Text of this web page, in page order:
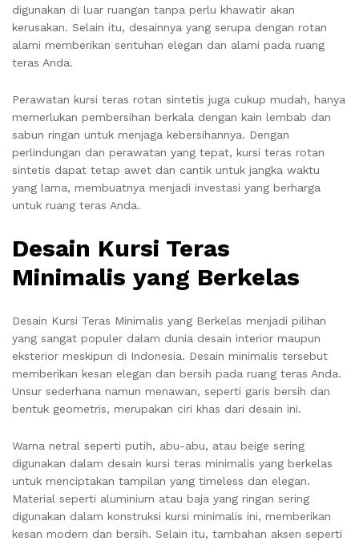
digunakan di luar ruangan tanpa perlu khawatir akan
kerusakan. Selain itu, desainnya yang serupa dengan rotan
alami memberikan sentuhan elegan dan alami pada ruang
teras Anda.
Perawatan kursi teras rotan sintetis juga cukup mudah, hanya
memerlukan pembersihan berkala dengan kain lembab dan
sabun ringan untuk menjaga kebersihannya. Dengan
perlindungan dan perawatan yang tepat, kursi teras rotan
sintetis dapat tetap awet dan cantik untuk jangka waktu
yang lama, membuatnya menjadi investasi yang berharga
untuk ruang teras Anda.
Desain Kursi Teras
Minimalis yang Berkelas
Desain Kursi Teras Minimalis yang Berkelas menjadi pilihan
yang sangat populer dalam dunia desain interior maupun
eksterior meskipun di Indonesia. Desain minimalis tersebut
memberikan kesan elegan dan bersih pada ruang teras Anda.
Unsur sederhana namun menawan, seperti garis bersih dan
bentuk geometris, merupakan ciri khas dari desain ini.
Warna netral seperti putih, abu-abu, atau beige sering
digunakan dalam desain kursi teras minimalis yang berkelas
untuk menciptakan tampilan yang timeless dan elegan.
Material seperti aluminium atau baja yang ringan sering
digunakan dalam konstruksi kursi minimalis ini, memberikan
kesan modern dan bersih. Selain itu, tambahan aksen seperti